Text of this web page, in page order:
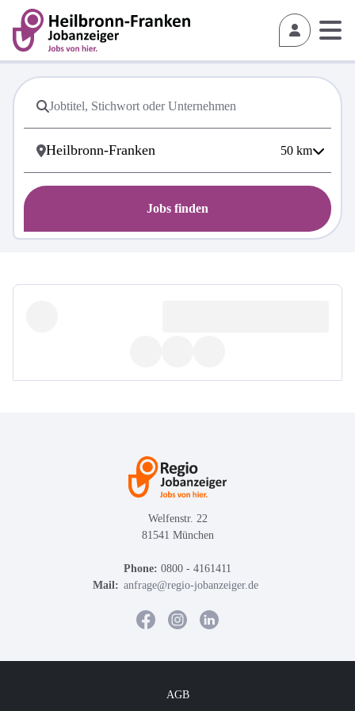
50 km
Jobs finden
Welfenstr. 22
81541 München
Phone: 0800 - 4161411
Mail: anfrage@regio-jobanzeiger.de
AGB